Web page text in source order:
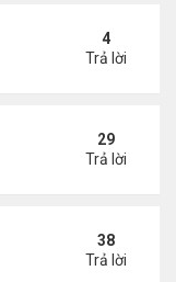
4
Trả lời
29
Trả lời
38
Trả lời